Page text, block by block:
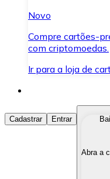
Novo
Compre cartões-
com criptomoedas.
Ir para a loja de
Comprar
Compre as
Cadastrar Entrar
Abra a